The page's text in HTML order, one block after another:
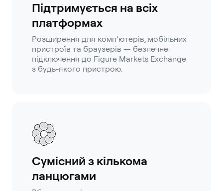
Підтримується на всіх
платформах
Розширення для комп’ютерів, мобільних
пристроїв та браузерів — безпечне
підключення до Figure Markets Exchange
з будь-якого пристрою.
Сумісний з кількома
ланцюгами